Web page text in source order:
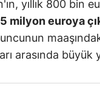
yıllık 800 bin
milyon euroya
arasında büyük